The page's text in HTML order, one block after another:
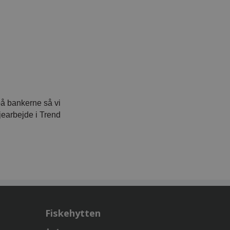
bankerne så vi
i Trend
Fiskehytten